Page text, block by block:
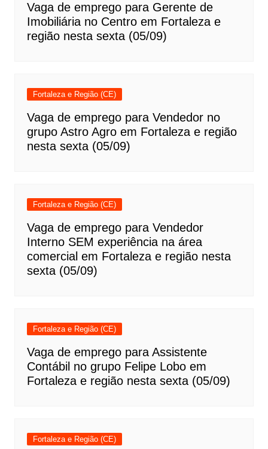
Vaga de emprego para Gerente de
Imobiliária no Centro em Fortaleza e
região nesta sexta (05/09)
Fortaleza e Região (CE)
Vaga de emprego para Vendedor no
grupo Astro Agro em Fortaleza e região
nesta sexta (05/09)
Fortaleza e Região (CE)
Vaga de emprego para Vendedor
Interno SEM experiência na área
comercial em Fortaleza e região nesta
sexta (05/09)
Fortaleza e Região (CE)
Vaga de emprego para Assistente
Contábil no grupo Felipe Lobo em
Fortaleza e região nesta sexta (05/09)
Fortaleza e Região (CE)